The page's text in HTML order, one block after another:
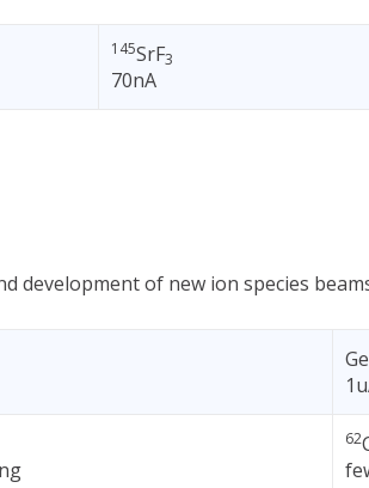
145SrF3
70nA
of new ion species
Ge
62